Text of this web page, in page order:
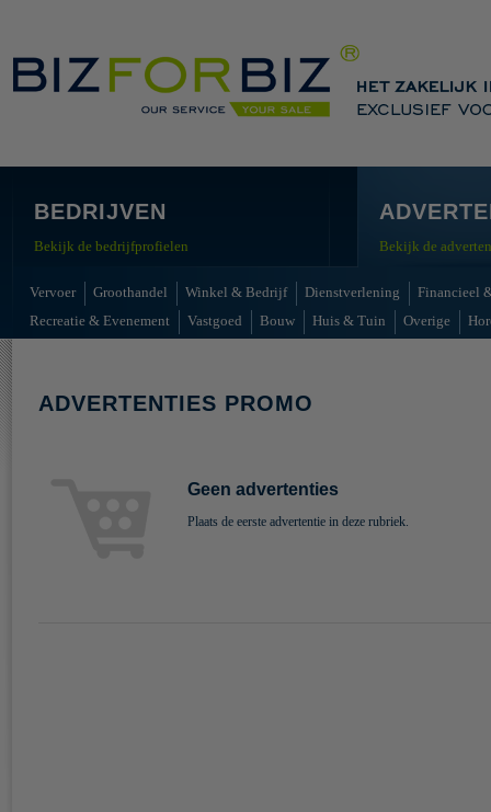
BEDRIJVEN
Bekijk de bedrijfprofielen Bekijk de
Vervoer Groothandel Winkel & Bedrijf Dienstverlening
Financieel
Recreatie & Evenement
Vastgoed Bouw Huis & Tuin Overige
ADVERTENTIES PROMO
Geen advertenties
Plaats de eerste advertentie in deze rubriek.